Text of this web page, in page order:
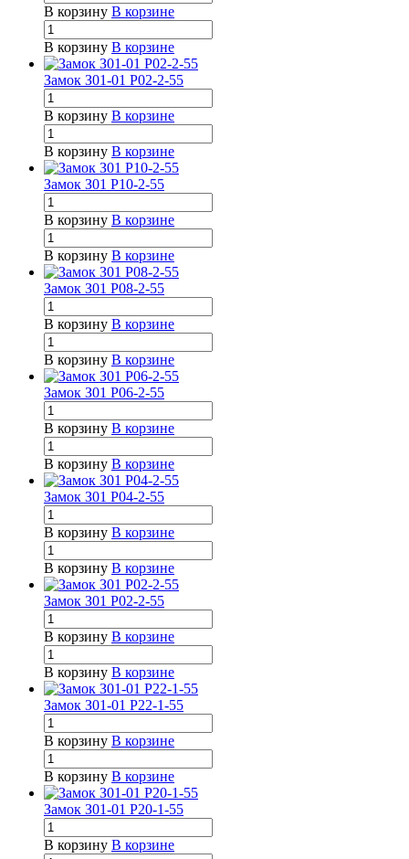
В корзину В корзине
В корзину В корзине
Замок З01-01 Р02-2-55
В корзину В корзине
В корзину В корзине
Замок З01 Р10-2-55
В корзину В корзине
В корзину В корзине
Замок З01 Р08-2-55
В корзину В корзине
В корзину В корзине
Замок З01 Р06-2-55
В корзину В корзине
В корзину В корзине
Замок З01 Р04-2-55
В корзину В корзине
В корзину В корзине
Замок З01 Р02-2-55
В корзину В корзине
В корзину В корзине
Замок З01-01 Р22-1-55
В корзину В корзине
В корзину В корзине
Замок З01-01 Р20-1-55
В корзину В корзине